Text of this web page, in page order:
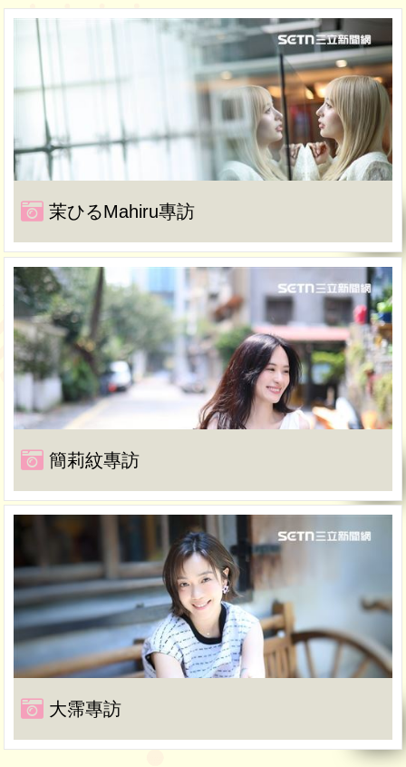
茉ひるMahiru專訪
簡莉紋專訪
大霈專訪